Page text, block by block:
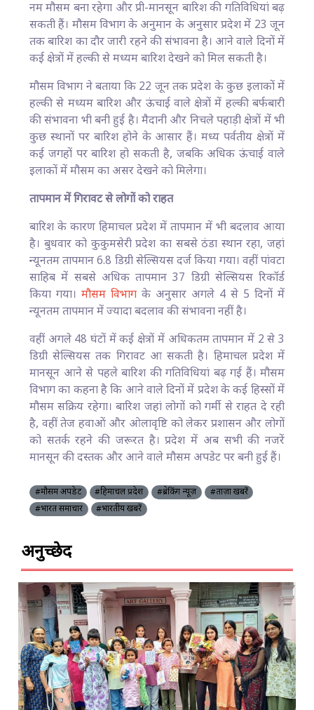
नम मौसम बना रहेगा और प्री-मानसून बारिश की गतिविधियां बढ़
सकती हैं। मौसम विभाग के अनुमान के अनुसार प्रदेश में 23 जून
तक बारिश का दौर जारी रहने की संभावना है। आने वाले दिनों में
कई क्षेत्रों में हल्की से मध्यम बारिश देखने को मिल सकती है।
मौसम विभाग ने बताया कि 22 जून तक प्रदेश के कुछ इलाकों में
हल्की से मध्यम बारिश और ऊंचाई वाले क्षेत्रों में हल्की बर्फबारी
की संभावना भी बनी हुई है। मैदानी और निचले पहाड़ी क्षेत्रों में भी
कुछ स्थानों पर बारिश होने के आसार हैं। मध्य पर्वतीय क्षेत्रों में
कई जगहों पर बारिश हो सकती है, जबकि अधिक ऊंचाई वाले
इलाकों में मौसम का असर देखने को मिलेगा।
तापमान में गिरावट से लोगों को राहत
बारिश के कारण हिमाचल प्रदेश में तापमान में भी बदलाव आया
है। बुधवार को कुकुमसेरी प्रदेश का सबसे ठंडा स्थान रहा, जहां
न्यूनतम तापमान 6.8 डिग्री सेल्सियस दर्ज किया गया। वहीं पांवटा
साहिब में सबसे अधिक तापमान 37 डिग्री सेल्सियस रिकॉर्ड
किया गया। मौसम विभाग के अनुसार अगले 4 से 5 दिनों में
न्यूनतम तापमान में ज्यादा बदलाव की संभावना नहीं है।
वहीं अगले 48 घंटों में कई क्षेत्रों में अधिकतम तापमान में 2 से 3
डिग्री सेल्सियस तक गिरावट आ सकती है। हिमाचल प्रदेश में
मानसून आने से पहले बारिश की गतिविधियां बढ़ गई हैं। मौसम
विभाग का कहना है कि आने वाले दिनों में प्रदेश के कई हिस्सों में
मौसम सक्रिय रहेगा। बारिश जहां लोगों को गर्मी से राहत दे रही
है, वहीं तेज हवाओं और ओलावृष्टि को लेकर प्रशासन और लोगों
को सतर्क रहने की जरूरत है। प्रदेश में अब सभी की नजरें
मानसून की दस्तक और आने वाले मौसम अपडेट पर बनी हुई हैं।
#मौसम अपडेट #हिमाचल प्रदेश #ब्रेकिंग न्यूज़
#ताज़ा खबरें
#भारत समाचार
#भारतीय खबरें
अनुच्छेद